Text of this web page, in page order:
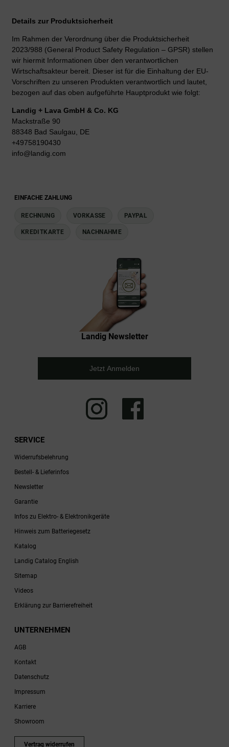
Details zur Produktsicherheit
Im Rahmen der Verordnung über die Produktsicherheit
2023/988 (General Product Safety Regulation – GPSR) stellen
wir hiermit Informationen über den verantwortlichen
Wirtschaftsakteur bereit. Dieser ist für die Einhaltung der EU-
Vorschriften zu unseren Produkten verantwortlich und lautet,
bezogen auf das oben aufgeführte Hauptprodukt wie folgt:
Landig + Lava GmbH & Co. KG
Mackstraße 90
88348 Bad Saulgau, DE
+49758190430
info@landig.com
EINFACHE ZAHLUNG
RECHNUNG VORKASSE PAYPAL
KREDITKARTE NACHNAHME
Landig Newsletter
Jetzt Anmelden
SERVICE
Widerrufsbelehrung
Bestell- & Lieferinfos
Newsletter
Garantie
Infos zu Elektro- & Elektronikgeräte
Hinweis zum Batteriegesetz
Katalog
Landig Catalog English
Sitemap
Videos
Erklärung zur Barrierefreiheit
UNTERNEHMEN
AGB
Kontakt
Datenschutz
Impressum
Karriere
Showroom
Vertrag widerrufen